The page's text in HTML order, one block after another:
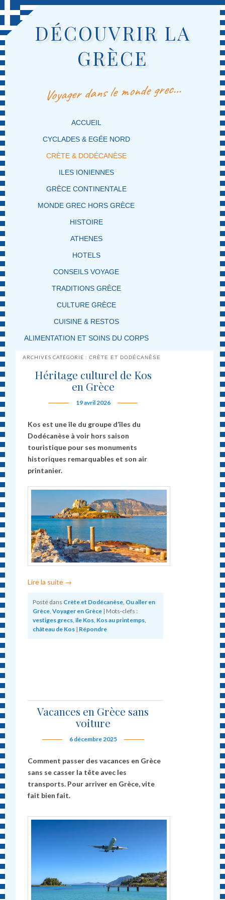
DÉCOUVRIR LA
GRÈCE
Voyager dans le monde grec…
MENU PRINCIPAL
MASQUER LA NAVIGATION PRINCIPALE
MASQUER LA NAVIGATION SECONDAIRE
ACCUEIL
CYCLADES & EGÉE NORD
CRÈTE & DODÉCANÈSE
ILES IONIENNES
GRÈCE CONTINENTALE
MONDE GREC HORS GRÈCE
HISTOIRE
ATHENES
HOTELS
CONSEILS VOYAGE
TRADITIONS GRÈCE
CULTURE GRÈCE
CUISINE & RESTOS
ALIMENTATION ET SOINS DU CORPS
ARCHIVES CATÉGORIE :CRÈTE ET DODÉCANÈSE
Héritage culturel de Kos
en Grèce
19 avril 2026
Kos est une île du groupe d’îles du
Dodécanèse à voir hors saison
touristique pour ses monuments
historiques remarquables et son air
printanier.
Lire la suite →
Posté dans Crète et Dodécanèse Ou aller en
Grèce ,Voyager en Grèce | Mots-clefs :
vestiges grecs ,île Kos Kos au printemps
château de Kos | Répondre
Vacances en Grèce sans
voiture
6 décembre 2025
Comment passer des vacances en Grèce
sans se casser la tête avec les
transports. Pour arriver en Grèce, vite
fait bien fait.